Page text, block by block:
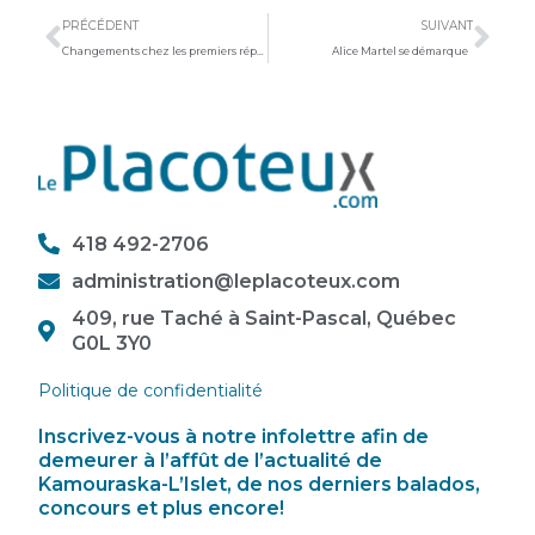
PRÉCÉDENT
Changements chez les premiers répondants
SUIVANT
Alice Martel se démarque
418 492-2706
administration@leplacoteux.com
409, rue Taché à Saint-Pascal, Québec
G0L 3Y0
Politique de confidentialité
Inscrivez-vous à notre infolettre afin de
demeurer à l’affût de l’actualité de
Kamouraska-L’Islet, de nos derniers balados,
concours et plus encore!